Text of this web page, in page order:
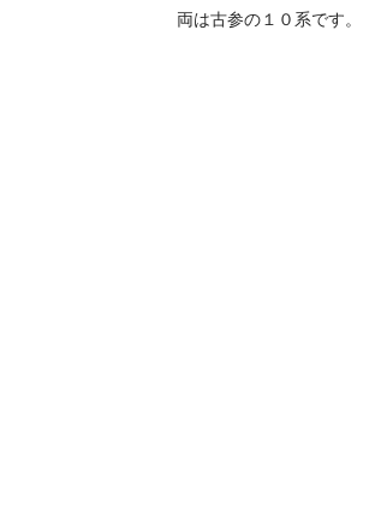
両は古参の１０系です。